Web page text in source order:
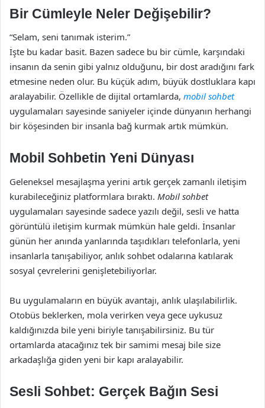
Bir Cümleyle Neler Değişebilir?
“Selam, seni tanımak isterim.”
İşte bu kadar basit. Bazen sadece bu bir cümle, karşındaki
insanın da senin gibi yalnız olduğunu, bir dost aradığını fark
etmesine neden olur. Bu küçük adım, büyük dostluklara kapı
aralayabilir. Özellikle de dijital ortamlarda, mobil sohbet
uygulamaları sayesinde saniyeler içinde dünyanın herhangi
bir köşesinden bir insanla bağ kurmak artık mümkün.
Mobil Sohbetin Yeni Dünyası
Geleneksel mesajlaşma yerini artık gerçek zamanlı iletişim
kurabileceğiniz platformlara bıraktı. Mobil sohbet
uygulamaları sayesinde sadece yazılı değil, sesli ve hatta
görüntülü iletişim kurmak mümkün hale geldi. İnsanlar
günün her anında yanlarında taşıdıkları telefonlarla, yeni
insanlarla tanışabiliyor, anlık sohbet odalarına katılarak
sosyal çevrelerini genişletebiliyorlar.
Bu uygulamaların en büyük avantajı, anlık ulaşılabilirlik.
Otobüs beklerken, mola verirken veya gece uykusuz
kaldığınızda bile yeni biriyle tanışabilirsiniz. Bu tür
ortamlarda atacağınız tek bir samimi mesaj bile size
arkadaşlığa giden yeni bir kapı aralayabilir.
Sesli Sohbet: Gerçek Bağın Sesi